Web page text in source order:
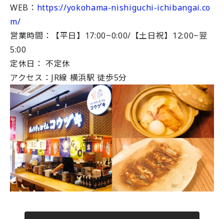
WEB： https://yokohama-nishiguchi-ichibangai.co
m/
営業時間：【平日】17:00~0:00/【土日祝】12:00~翌
5:00
定休日： 不定休
アクセス：JR線 横浜駅 徒歩5分